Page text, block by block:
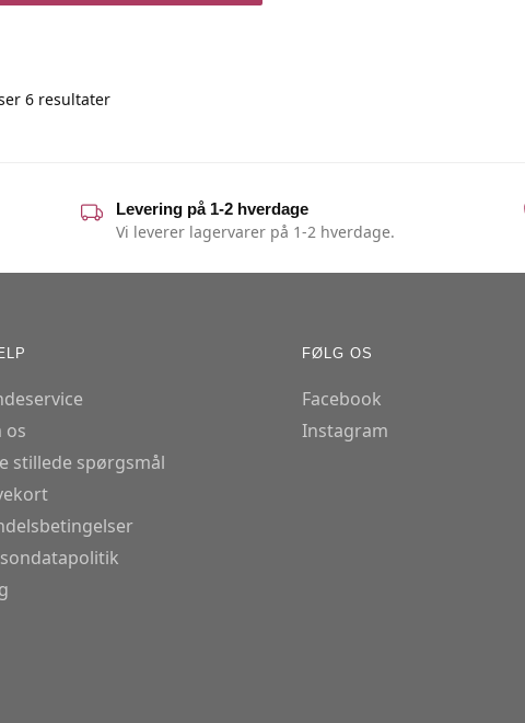
6 resultaterSorted
Levering på 1-2 hverdage
Vi leverer lagervarer på 1-2 hverdage.
os
stillede spørgsmål
FØLG OS
Facebook
Instagram